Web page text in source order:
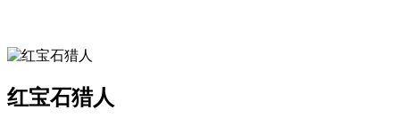
红宝石猎人